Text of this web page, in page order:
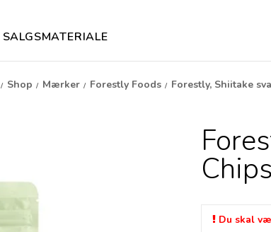
SALGSMATERIALE
/ Shop / Mærker / Forestly Foods / Forestly, Shiitake
Du skal